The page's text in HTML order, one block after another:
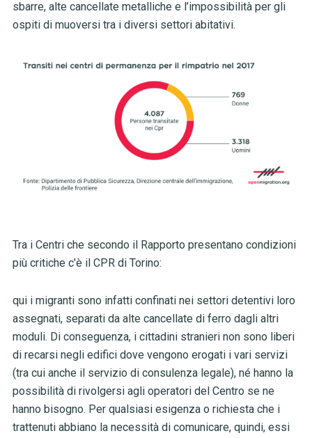
sbarre, alte cancellate metalliche e l’impossibilità per gli
ospiti di muoversi tra i diversi settori abitativi.
Tra i Centri che secondo il Rapporto presentano condizioni
più critiche c’è il CPR di Torino:
qui i migranti sono infatti confinati nei settori detentivi loro
assegnati, separati da alte cancellate di ferro dagli altri
moduli. Di conseguenza, i cittadini stranieri non sono liberi
di recarsi negli edifici dove vengono erogati i vari servizi
(tra cui anche il servizio di consulenza legale), né hanno la
possibilità di rivolgersi agli operatori del Centro se ne
hanno bisogno. Per qualsiasi esigenza o richiesta che i
trattenuti abbiano la necessità di comunicare, quindi, essi